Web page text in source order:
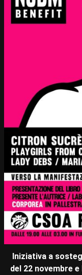
Iniziativa a
del 22 novembre